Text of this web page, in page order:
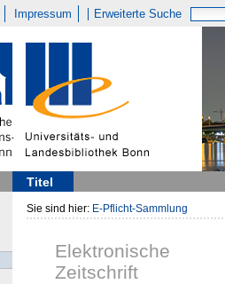
Impressum Erweiterte Suche
Titel
Sie sind hier: E-Pflicht-Sammlung
Elektronische
Zeitschrift